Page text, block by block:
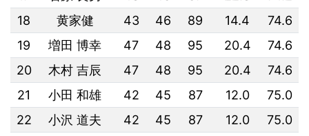
18
黄家健 43 46 89 14.4
74.6
19
増田 博幸 47 48 95 20.4
74.6
20
木村 吉辰 47 48 95 20.4
74.6
21
小田 和雄 42 45 87 12.0
75.0
22
小沢 道夫 42 45 87 12.0
75.0